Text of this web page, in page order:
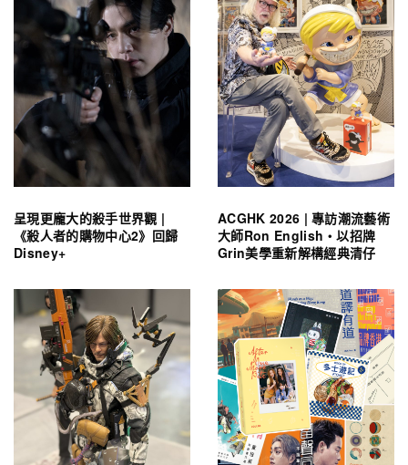
呈現更龐大的殺手世界觀 |
《殺人者的購物中心2》回歸
Disney+
ACGHK 2026 | 專訪潮流藝術
大師Ron English・以招牌
Grin美學重新解構經典清仔